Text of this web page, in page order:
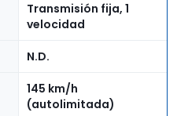
Transmisión fija, 1
velocidad
N.D.
145 km/h
(autolimitada)